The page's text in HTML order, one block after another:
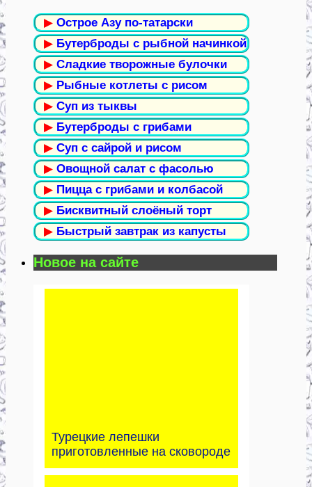
▶ Острое Азу по-татарски
▶ Бутерброды с рыбной начинкой
▶ Сладкие творожные булочки
▶ Рыбные котлеты с рисом
▶ Суп из тыквы
▶ Бутерброды с грибами
▶ Суп с сайрой и рисом
▶ Овощной салат с фасолью
▶ Пицца с грибами и колбасой
▶ Бисквитный слоёный торт
▶ Быстрый завтрак из капусты
Новое на сайте
Турецкие лепешки
приготовленные на сковороде